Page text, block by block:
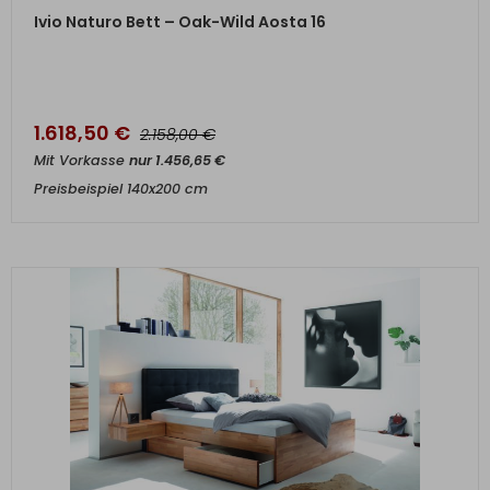
ZUM PRODUKT
Ivio Naturo Bett – Oak-Wild Aosta 16
1.618,50 € 2.158,00€
Mit Vorkasse nur1.456,65€
Preisbeispiel 140x200 cm